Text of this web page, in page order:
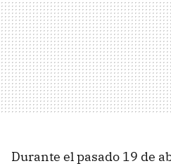
Durante el pasado 19 de